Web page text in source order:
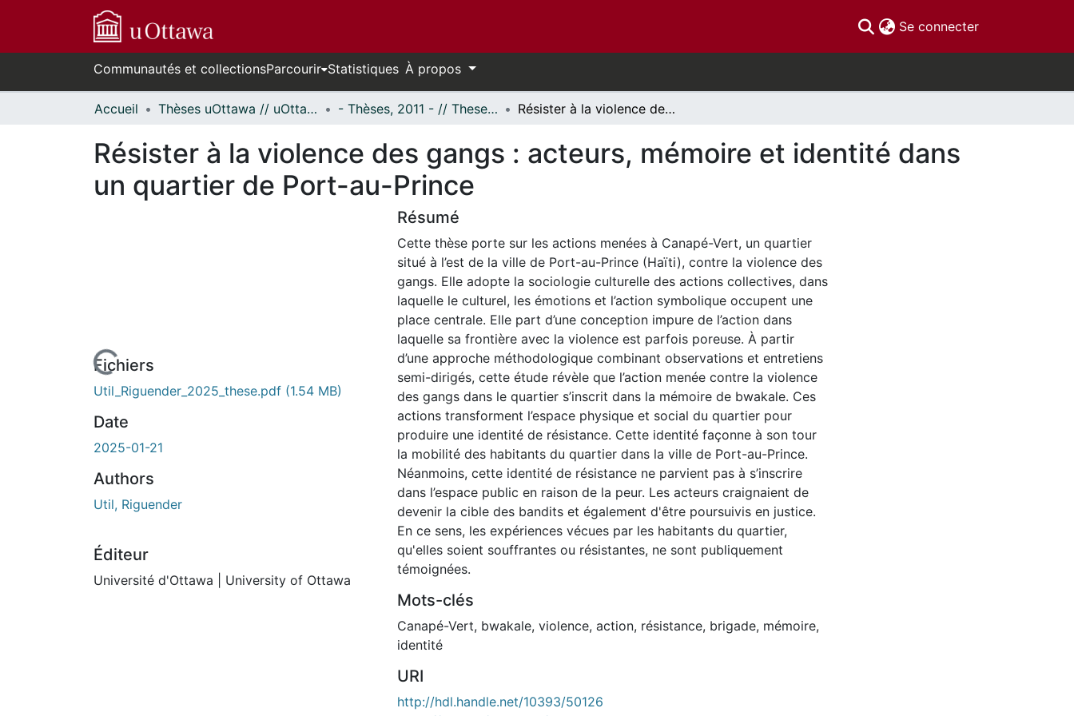
Se connecter(current)
Communautés et collectionsParcourir Statistiques À propos
Accueil Thèses uOttawa // uOttawa Theses - Thèses, 2011 - // Theses, 2011 - Résister à la violence des gangs : acteurs, mémoire et identité dans un quartier de Port-au-Prince
Résister à la violence des gangs : acteurs, mémoire et identité dans
un quartier de Port-au-Prince
En cours de chargement...
Fichiers
Util_Riguender_2025_these.pdf (1.54 MB)
Date
2025-01-21
Authors
Util, Riguender
Éditeur
Université d'Ottawa | University of Ottawa
Résumé
Cette thèse porte sur les actions menées à Canapé-Vert, un quartier
situé à l’est de la ville de Port-au-Prince (Haïti), contre la violence des
gangs. Elle adopte la sociologie culturelle des actions collectives, dans
laquelle le culturel, les émotions et l’action symbolique occupent une
place centrale. Elle part d’une conception impure de l’action dans
laquelle sa frontière avec la violence est parfois poreuse. À partir
d’une approche méthodologique combinant observations et entretiens
semi-dirigés, cette étude révèle que l’action menée contre la violence
des gangs dans le quartier s’inscrit dans la mémoire de bwakale. Ces
actions transforment l’espace physique et social du quartier pour
produire une identité de résistance. Cette identité façonne à son tour
la mobilité des habitants du quartier dans la ville de Port-au-Prince.
Néanmoins, cette identité de résistance ne parvient pas à s’inscrire
dans l’espace public en raison de la peur. Les acteurs craignaient de
devenir la cible des bandits et également d'être poursuivis en justice.
En ce sens, les expériences vécues par les habitants du quartier,
qu'elles soient souffrantes ou résistantes, ne sont publiquement
témoignées.
Mots-clés
Canapé-Vert, bwakale, violence, action, résistance, brigade, mémoire,
identité
URI
http://hdl.handle.net/10393/50126